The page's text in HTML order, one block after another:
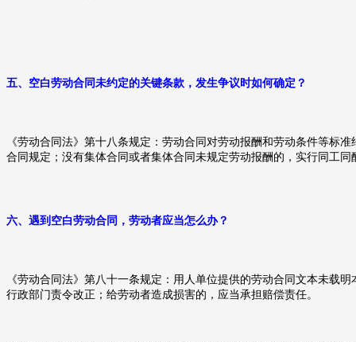
五、 空白劳动合同未约定的关键条款，发生争议时如何确定？
《劳动合同法》第十八条规定：劳动合同对劳动报酬和劳动条件等标
合同规定；没有集体合同或者集体合同未规定劳动报酬的，实行同工
六、 遇到空白劳动合同，劳动者应当怎么办？
《劳动合同法》第八十一条规定：用人单位提供的劳动合同文本未载
行政部门责令改正；给劳动者造成损害的，应当承担赔偿责任。